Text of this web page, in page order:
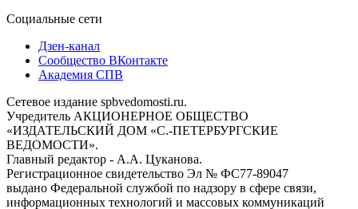
Социальные сети
Дзен-канал
Сообщество ВКонтакте
Академия СПВ
Сетевое издание spbvedomosti.ru.
Учредитель АКЦИОНЕРНОЕ ОБЩЕСТВО
«ИЗДАТЕЛЬСКИЙ ДОМ «С.-ПЕТЕРБУРГСКИЕ
ВЕДОМОСТИ».
Главный редактор - А.А. Цуканова.
Регистрационное свидетельство Эл № ФС77-89047
выдано Федеральной службой по надзору в сфере связи,
информационных технологий и массовых коммуникаций